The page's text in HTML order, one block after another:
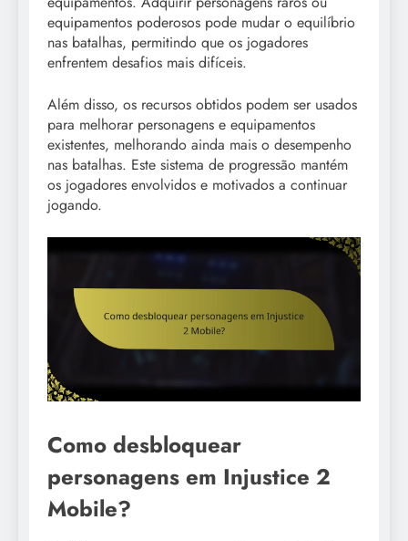
equipamentos poderosos pode mudar o equilíbrio
nas batalhas, permitindo que os jogadores
enfrentem desafios mais difíceis.
Além disso, os recursos obtidos podem ser usados
para melhorar personagens e equipamentos
existentes, melhorando ainda mais o desempenho
nas batalhas. Este sistema de progressão mantém
os jogadores envolvidos e motivados a continuar
jogando.
Como desbloquear
personagens em Injustice 2
Mobile?